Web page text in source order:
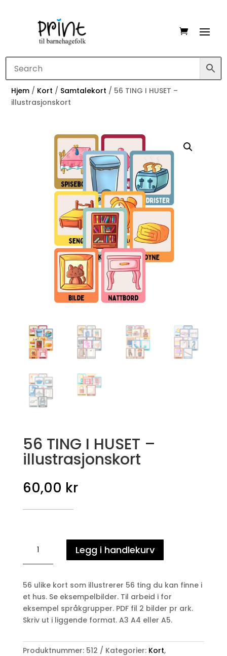
Hjem / Kort / Samtalekort / 56 TING I HUSET –
illustrasjonskort
56 TING I HUSET –
illustrasjonskort
60,00 kr
TING
I
-
illustrasjonskort
antall
Legg i handlekurv
56 ulike kort som illustrerer 56 ting du kan finne i
et hus. Se eksempelbilder. Til arbeid i for
eksempel språkgrupper. PDF fil 2 bilder pr ark.
Skriv ut i liggende format. A3 A4 eller A5.
Produktnummer: 512 Kategorier: Kort,